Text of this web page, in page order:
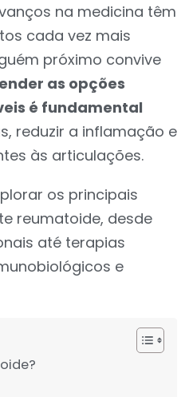
na medicina têm
cada vez mais
próximo convive
as opções
é fundamental
reduzir a inflamação e
às articulações.
os principais
reumatoide, desde
até terapias
e